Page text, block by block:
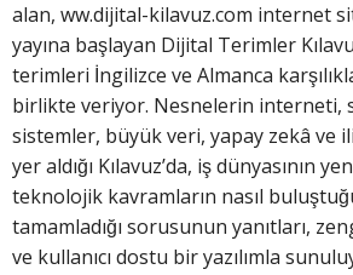
alan, ww.dijital-kilavuz.com internet
yayına başlayan Dijital Terimler
terimleri İngilizce ve Almanca
birlikte veriyor. Nesnelerin interneti,
sistemler, büyük veri, yapay zekâ ve
yer aldığı Kılavuz’da, iş dünyasının
teknolojik kavramların nasıl
tamamladığı sorusunun yanıtları,
ve kullanıcı dostu bir yazılımla